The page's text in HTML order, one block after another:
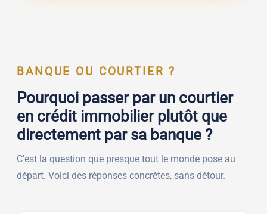
BANQUE OU COURTIER ?
Pourquoi passer par un courtier
en crédit immobilier plutôt que
directement par sa banque ?
C'est la question que presque tout le monde pose au
départ. Voici des réponses concrètes, sans détour.